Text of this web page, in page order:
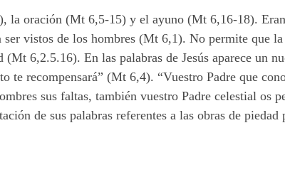
la oración (Mt 6,5-15) y el ayuno (Mt 6,16-18).
vistos de los hombres (Mt 6,1). No permite que
6,2.5.16). En las palabras de Jesús aparece un
te recompensará” (Mt 6,4). “Vuestro Padre que
sus faltas, también vuestro Padre celestial os
de sus palabras referentes a las obras de